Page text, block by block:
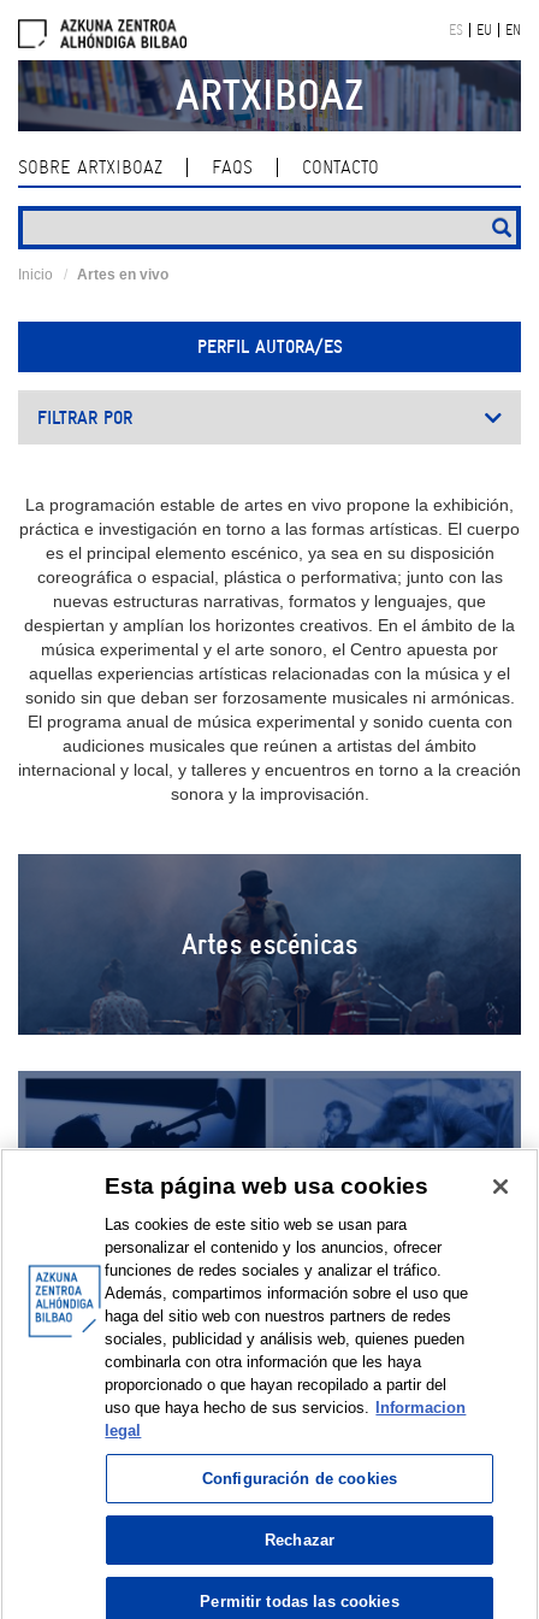
navigation
ES EU EN
ARTXIBOAZ
SOBRE ARTXIBOAZ FAQS CONTACTO
Inicio Artes en vivo
PERFIL AUTORA/ES
FILTRAR POR
La programación estable de artes en vivo propone la exhibición,
práctica e investigación en torno a las formas artísticas. El cuerpo
es el principal elemento escénico, ya sea en su disposición
coreográfica o espacial, plástica o performativa; junto con las
nuevas estructuras narrativas, formatos y lenguajes, que
despiertan y amplían los horizontes creativos. En el ámbito de la
música experimental y el arte sonoro, el Centro apuesta por
aquellas experiencias artísticas relacionadas con la música y el
sonido sin que deban ser forzosamente musicales ni armónicas.
El programa anual de música experimental y sonido cuenta con
audiciones musicales que reúnen a artistas del ámbito
internacional y local, y talleres y encuentros en torno a la creación
sonora y la improvisación.
Artes escénicas
Música y sonido
Nuevas formas artísticas
© Azkuna Zentroa - Alhóndiga Bilbao
Esta página web usa cookies
Las cookies de este sitio web se usan para
personalizar el contenido y los anuncios, ofrecer
funciones de redes sociales y analizar el tráfico.
Además, compartimos información sobre el uso que
haga del sitio web con nuestros partners de redes
sociales, publicidad y análisis web, quienes pueden
combinarla con otra información que les haya
proporcionado o que hayan recopilado a partir del
uso que haya hecho de sus servicios.
Informacion
legal
Configuración de cookies
Rechazar
Permitir todas las cookies